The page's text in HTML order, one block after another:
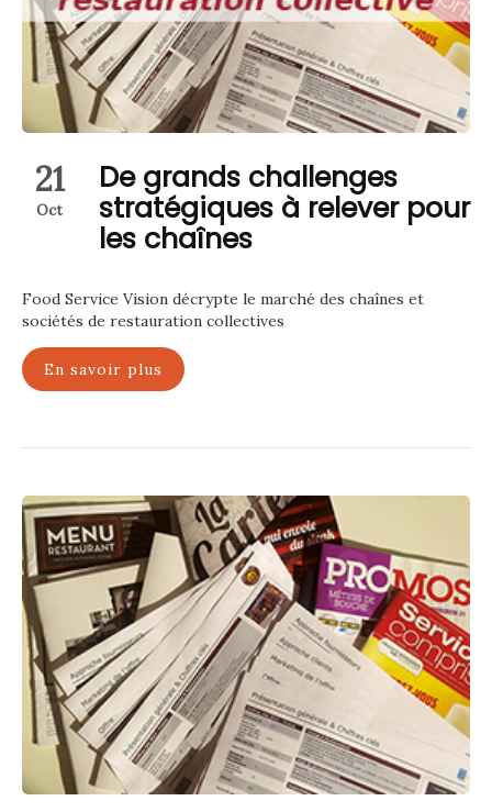
21
Oct
De grands challenges
stratégiques à relever pour
les chaînes
Food Service Vision décrypte le marché des chaînes et
sociétés de restauration collectives
En savoir plus